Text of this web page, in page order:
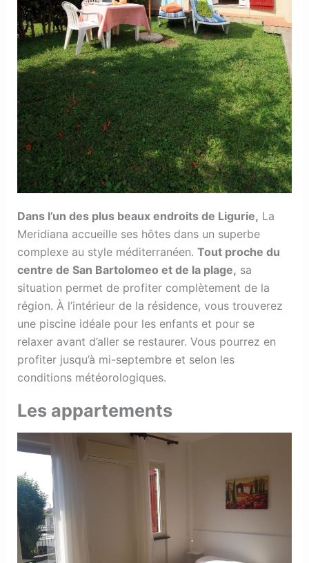
Dans l’un des plus beaux endroits de Ligurie, La
Meridiana accueille ses hôtes dans un superbe
complexe au style méditerranéen. Tout proche du
centre de San Bartolomeo et de la plage, sa
situation permet de profiter complètement de la
région. À l’intérieur de la résidence, vous trouverez
une piscine idéale pour les enfants et pour se
relaxer avant d’aller se restaurer. Vous pourrez en
profiter jusqu’à mi-septembre et selon les
conditions météorologiques.
Les appartements